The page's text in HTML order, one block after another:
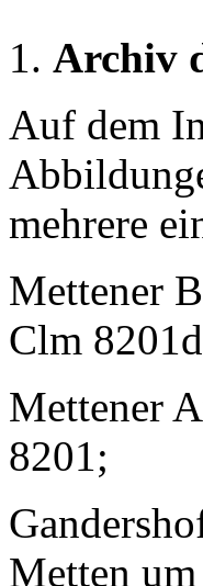
Archiv
Auf dem
mehrere
Mettener
Clm
Mettener
8201;
Metten